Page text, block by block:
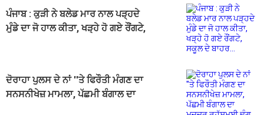
ਪੰਜਾਬ : ਕੁੜੀ ਨੇ ਬਲੇਡ ਮਾਰ ਨਾਲ ਪੜ੍ਹਦੇ
ਮੁੰਡੇ ਦਾ ਜੋ ਹਾਲ ਕੀਤਾ, ਖੜ੍ਹੇ ਹੋ ਗਏ ਰੌਂਗਟੇ,
ਦੋਰਾਹਾ ਪੁਲਸ ਦੇ ਨਾਂ ''ਤੇ ਫਿਰੌਤੀ ਮੰਗਣ ਦਾ
ਸਨਸਨੀਖੇਜ਼ ਮਾਮਲਾ, ਪੱਛਮੀ ਬੰਗਾਲ ਦਾ